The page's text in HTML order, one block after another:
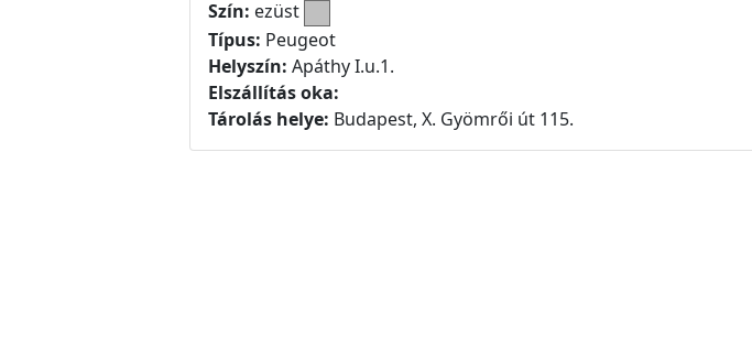
Szín: ezüst
Típus: Peugeot
Helyszín: Apáthy I.u.1.
Elszállítás oka:
Tárolás helye: Budapest, X. Gyömrői út 115.